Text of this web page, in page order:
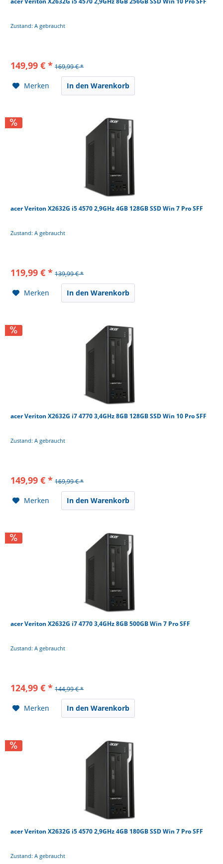
Zustand: A gebraucht
149,99 € * 169,99 € *
Merken In den Warenkorb
acer Veriton X2632G i5 4570 2,9GHz 4GB 128GB SSD Win 7 Pro SFF
Zustand: A gebraucht
119,99 € * 139,99 € *
Merken In den Warenkorb
acer Veriton X2632G i7 4770 3,4GHz 8GB 128GB SSD Win 10 Pro SFF
Zustand: A gebraucht
149,99 € * 169,99 € *
Merken In den Warenkorb
acer Veriton X2632G i7 4770 3,4GHz 8GB 500GB Win 7 Pro SFF
Zustand: A gebraucht
124,99 € * 144,99 € *
Merken In den Warenkorb
acer Veriton X2632G i5 4570 2,9GHz 4GB 180GB SSD Win 7 Pro SFF
Zustand: A gebraucht